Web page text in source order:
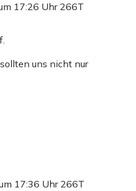
17:26 Uhr 266T
uns nicht nur
17:36 Uhr 266T